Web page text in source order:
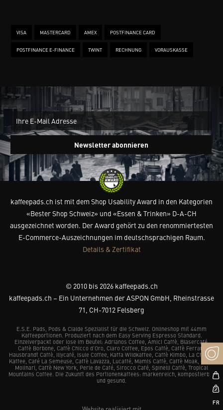
VISA MASTERCARD AMEX POSTFINANCE CARD
POSTFINANCE E-FINANCE TWINT RECHNUNG VORAUSKASSE
Newsletter abonnieren
kaffeepads.ch ist mit dem Shop Usability Award in den Kategorien
«Bester Shop Schweiz» und «Essen & Trinken» D-A-CH
ausgezeichnet worden. Der Award gehört zu den renommiertesten
E-Commerce-Auszeichnungen im deutschsprachigen Raum.
Details & Zertifikat
© 2010 bis 2026 kaffeepads.ch
kaffeepads.ch – Ein Unternehmen der ASPON GmbH, Rheinstrasse
71, CH-7012 Felsberg
E.S.E. Pads, Pods & Cialde Spezialist für die Schweiz. Onlineshop mit 44mm
Kaffeeportionen. Produziert nach dem Easy Serving Espresso Standard.
Einzelverpackt oder lose im Beutel: Adrianos Coffee, Amici Caffè, Blasercafé,
Caffè Borbone, Caffè Chicco d’Oro, Claro Coffee, Epos Caffè, Caffè Ferrari,
Hausbrandt Caffè, Illycafé, Isule Coffee, Kaffa Wildkaffee, Caffè Kimbo, La Chacra
Kaffee, Café La Semeuse, Caffè Lavazza, Lucaffé, Mamis Caffè, Caffè Moak, Caffè
Molinari, Caffè New York, Perle de Café, Sirocco Café, Spinelli Caffè, Tropical
Mountains Coffee. Die Zukunft des Portionenkaffees: markenreich, kompostierbar
und gesund.